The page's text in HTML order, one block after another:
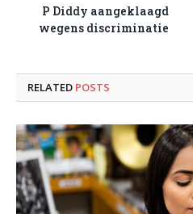
P Diddy aangeklaagd
wegens discriminatie
RELATED POSTS